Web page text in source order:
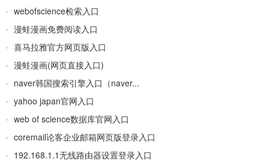
webofscience检索入口
漫蛙漫画免费阅读入口
喜马拉雅官方网页版入口
漫蛙漫画(网页直接入口)
naver韩国搜索引擎入口（naver...
yahoo japan官网入口
web of science数据库官网入口
coremail论客企业邮箱网页版登录入口
192.168.1.1无线路由器设置登录入口